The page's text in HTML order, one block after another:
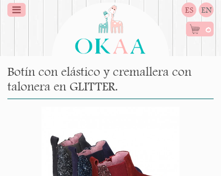
ES EN
0
Botín con elástico y cremallera con
talonera en GLITTER.